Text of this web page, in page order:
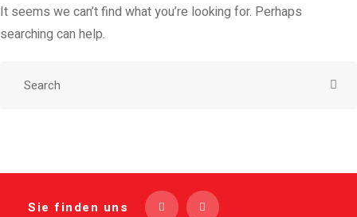
It seems we can’t find what you’re looking for. Perhaps
searching can help.
Sie finden uns